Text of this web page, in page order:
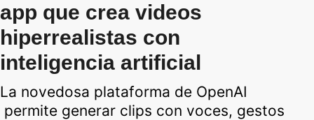
app que crea videos
hiperrealistas con
inteligencia artificial
La novedosa plataforma de OpenAI
permite generar clips con voces, gestos